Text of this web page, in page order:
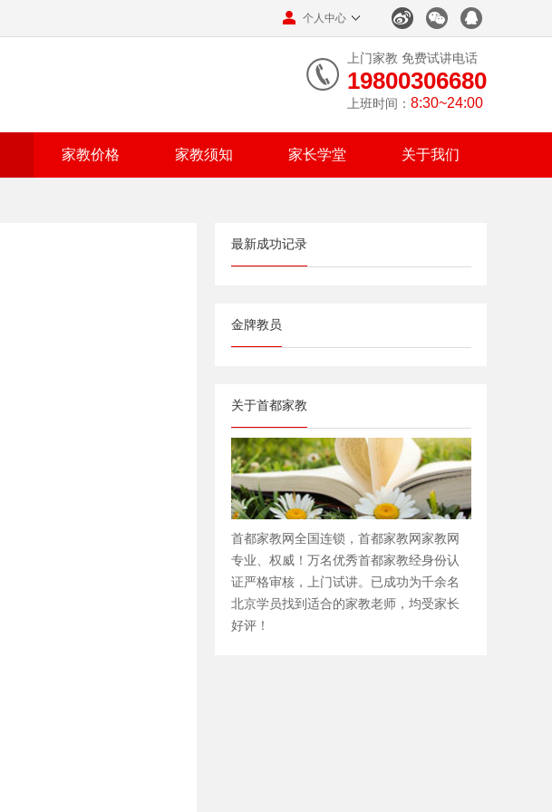
个人中心
上门家教 免费试讲电话
19800306680
上班时间： 8:30~24:00
家教价格 家教须知 家长学堂 关于我们
最新成功记录
金牌教员
关于首都家教
首都家教网全国连锁，首都家教网家教网
专业、权威！万名优秀首都家教经身份认
证严格审核，上门试讲。已成功为千余名
北京学员找到适合的家教老师，均受家长
好评！